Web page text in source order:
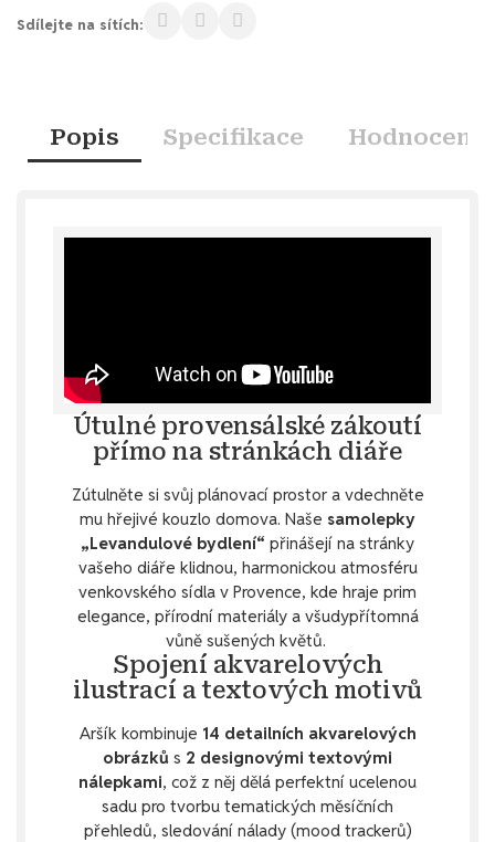
Sdílejte na sítích:
Popis Specifikace Hodnocení
Útulné provensálské zákoutí
přímo na stránkách diáře
Zútulněte si svůj plánovací prostor a vdechněte
mu hřejivé kouzlo domova. Naše samolepky
„Levandulové bydlení“ přinášejí na stránky
vašeho diáře klidnou, harmonickou atmosféru
venkovského sídla v Provence, kde hraje prim
elegance, přírodní materiály a všudypřítomná
vůně sušených květů.
Spojení akvarelových
ilustrací a textových motivů
Aršík kombinuje 14 detailních akvarelových
obrázků s 2 designovými textovými
nálepkami, což z něj dělá perfektní ucelenou
sadu pro tvorbu tematických měsíčních
přehledů, sledování nálady (mood trackerů)